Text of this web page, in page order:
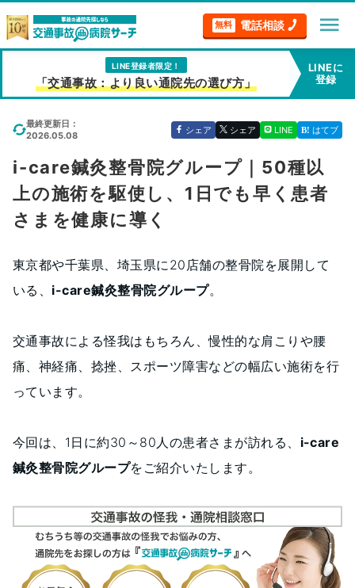
無料 電話相談 menu
LINE登録者限定！
「交通事故：より良い通院先の選び方」
LINEに
登録
最終更新日：
2026.05.08
シェア シェア LINE はてブ
i-care鍼灸整骨院グループ｜50種以
上の施術を駆使し、1日でも早く患者
さまを健康に導く
東京都や千葉県、埼玉県に20店舗の整骨院を展開して
いる、 i-care鍼灸整骨院グループ。
交通事故による怪我はもちろん、慢性的な肩こりや腰
痛、神経痛、捻挫、スポーツ障害などの幅広い施術を行
っています。
今回は、1日に約30～80人の患者さまが訪れる、 i-care
鍼灸整骨院グループをご紹介いたします。